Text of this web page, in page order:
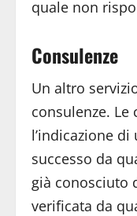
quale non
Consulenze
Un altro
consulenze. Le
l’indicazione
successo da
già conosciuto
verificata da